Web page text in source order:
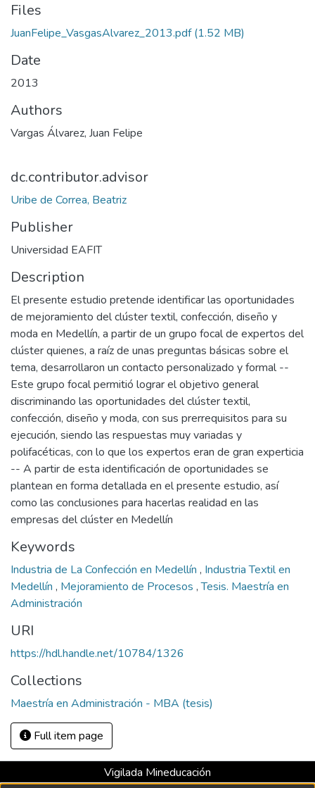
Files
JuanFelipe_VasgasAlvarez_2013.pdf(1.52 MB)
Date
2013
Authors
Vargas Álvarez, Juan Felipe
dc.contributor.advisor
Uribe de Correa, Beatriz
Publisher
Universidad EAFIT
Description
El presente estudio pretende identificar las oportunidades
de mejoramiento del clúster textil, confección, diseño y
moda en Medellín, a partir de un grupo focal de expertos del
clúster quienes, a raíz de unas preguntas básicas sobre el
tema, desarrollaron un contacto personalizado y formal --
Este grupo focal permitió lograr el objetivo general
discriminando las oportunidades del clúster textil,
confección, diseño y moda, con sus prerrequisitos para su
ejecución, siendo las respuestas muy variadas y
polifacéticas, con lo que los expertos eran de gran experticia
-- A partir de esta identificación de oportunidades se
plantean en forma detallada en el presente estudio, así
como las conclusiones para hacerlas realidad en las
empresas del clúster en Medellín
Keywords
Industria de La Confección en Medellín , Industria Textil en
Medellín , Mejoramiento de Procesos ,Tesis. Maestría en
Administración
URI
https://hdl.handle.net/10784/1326
Collections
Maestría en Administración - MBA (tesis)
Full item page
Vigilada Mineducación